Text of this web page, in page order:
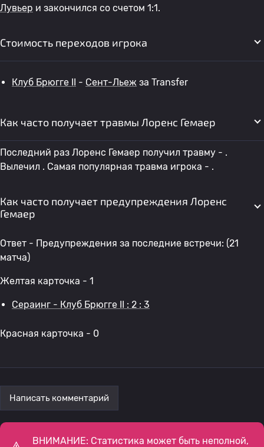
Лувьер и закончился со счетом 1:1.
Стоимость переходов игрока
Клуб Брюгге II - Сент-Льеж за Transfer
Как часто получает травмы Лоренс Гемаер
Последний раз Лоренс Гемаер получил травму - .
Вылечил . Самая популярная травма игрока - .
Как часто получает предупреждения Лоренс
Гемаер
Ответ - Предупреждения за последние встречи: (21
матча)
Желтая карточка - 1
Сераинг - Клуб Брюгге II : 2 : 3
Красная карточка - 0
Написать комментарий
ВНИМАНИЕ: Статистика может быть неполной,